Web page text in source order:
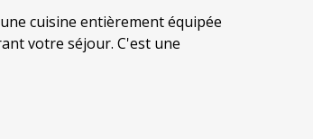
cuisine entièrement équipée
votre séjour. C'est une